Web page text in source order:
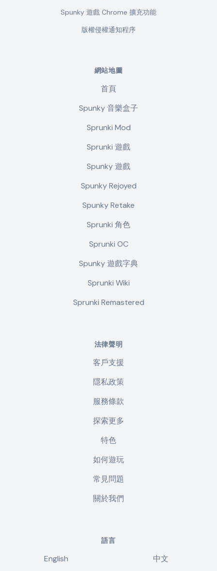
Spunky 遊戲 Chrome 擴充功能
版權侵權通知程序
網站地圖
首頁
Spunky 音樂盒子
Sprunki Mod
Sprunki 遊戲
Spunky 遊戲
Spunky Rejoyed
Spunky Retake
Sprunki 角色
Sprunki OC
Spunky 遊戲字典
Sprunki Wiki
Sprunki Remastered
法律聲明
客戶支援
隱私政策
服務條款
探索更多
特色
如何遊玩
常見問題
關於我們
語言
English 中文